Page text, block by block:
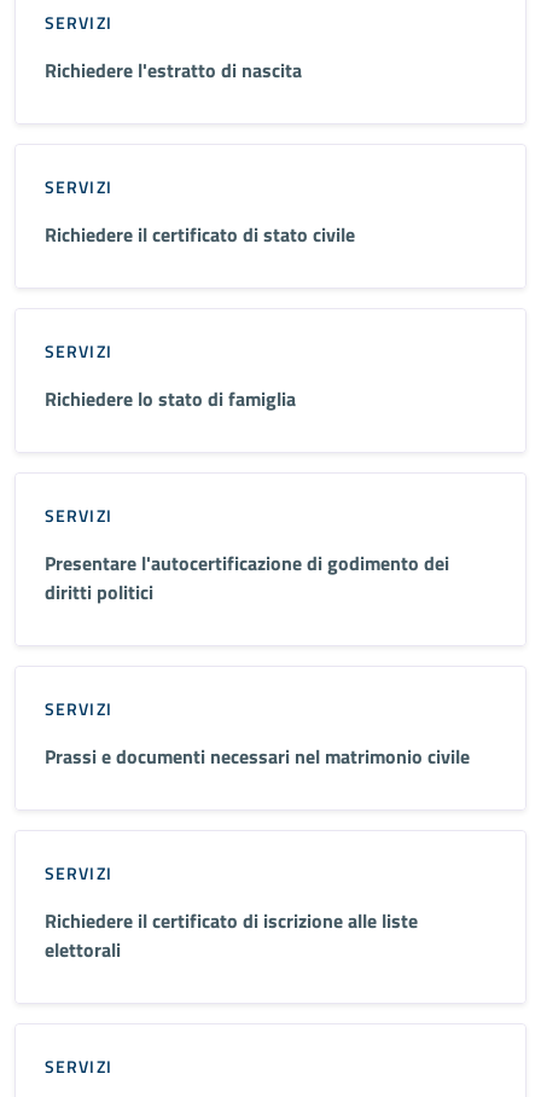
SERVIZI
Richiedere l'estratto di nascita
SERVIZI
Richiedere il certificato di stato civile
SERVIZI
Richiedere lo stato di famiglia
SERVIZI
Presentare l'autocertificazione di godimento dei
diritti politici
SERVIZI
Prassi e documenti necessari nel matrimonio civile
SERVIZI
Richiedere il certificato di iscrizione alle liste
elettorali
SERVIZI